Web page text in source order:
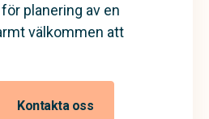
planering av en
välkommen att
Kontakta oss